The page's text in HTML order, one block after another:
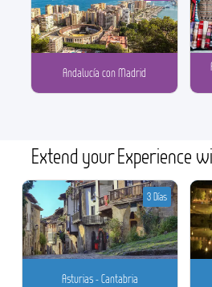
Andalucía con Madrid
Extend your Experience
Asturias - Cantabria
3 Días